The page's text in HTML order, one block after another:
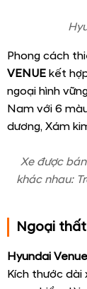
Phong cách